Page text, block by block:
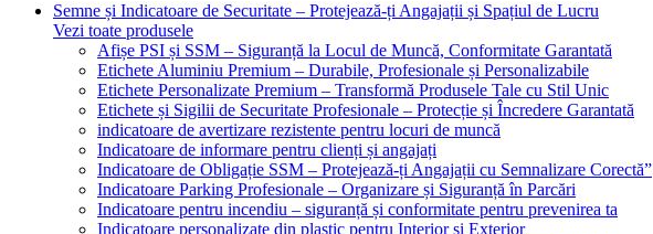
Semne și Indicatoare de Securitate – Protejează-ți Angajații și Spațiul de Lucru
Vezi toate produsele
Afișe PSI și SSM – Siguranță la Locul de Muncă, Conformitate Garantată
Etichete Aluminiu Premium – Durabile, Profesionale și Personalizabile
Etichete Personalizate Premium – Transformă Produsele Tale cu Stil Unic
Etichete și Sigilii de Securitate Profesionale – Protecție și Încredere Garantată
indicatoare de avertizare rezistente pentru locuri de muncă
Indicatoare de informare pentru clienți și angajați
Indicatoare de Obligație SSM – Protejează-ți Angajații cu Semnalizare Corectă”
Indicatoare Parking Profesionale – Organizare și Siguranță în Parcări
Indicatoare pentru incendiu – siguranță și conformitate pentru prevenirea ta
Indicatoare personalizate din plastic pentru Interior și Exterior